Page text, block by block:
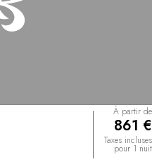
À partir de
861 €
Taxes incluses
pour 1 nuit